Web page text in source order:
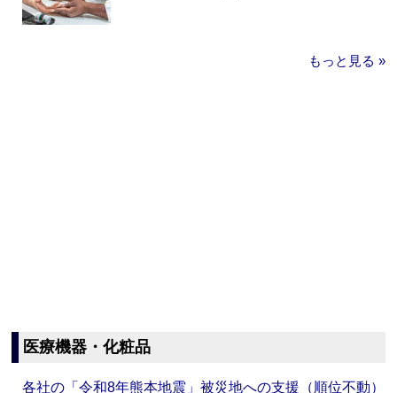
もっと見る »
医療機器・化粧品
各社の「令和8年熊本地震」被災地への支援（順位不動）